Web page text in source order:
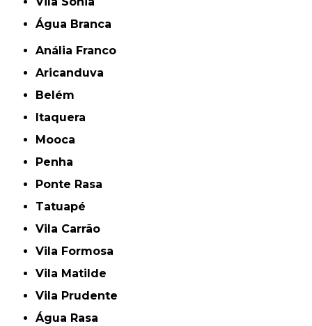
Água Branca
Anália Franco
Aricanduva
Belém
Itaquera
Mooca
Penha
Ponte Rasa
Tatuapé
Vila Carrão
Vila Formosa
Vila Matilde
Vila Prudente
Água Rasa